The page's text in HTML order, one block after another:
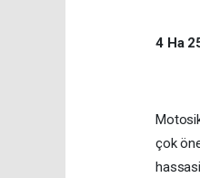
4 Ha
çok